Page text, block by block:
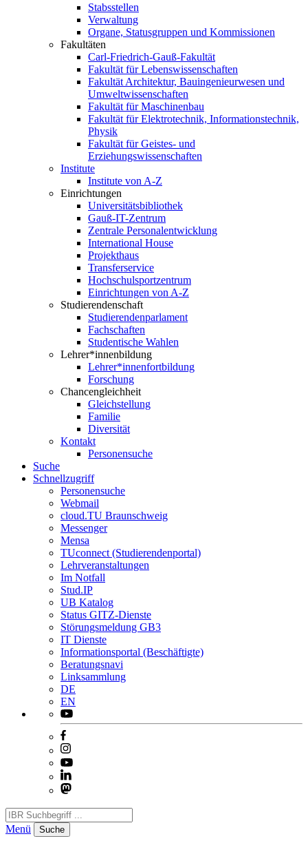
Stabsstellen
Verwaltung
Organe, Statusgruppen und Kommissionen
Fakultäten
Carl-Friedrich-Gauß-Fakultät
Fakultät für Lebenswissenschaften
Fakultät Architektur, Bauingenieurwesen und
Umweltwissenschaften
Fakultät für Maschinenbau
Fakultät für Elektrotechnik, Informationstechnik,
Physik
Fakultät für Geistes- und
Erziehungswissenschaften
Institute
Institute von A-Z
Einrichtungen
Universitätsbibliothek
Gauß-IT-Zentrum
Zentrale Personalentwicklung
International House
Projekthaus
Transferservice
Hochschulsportzentrum
Einrichtungen von A-Z
Studierendenschaft
Studierendenparlament
Fachschaften
Studentische Wahlen
Lehrer*innenbildung
Lehrer*innenfortbildung
Forschung
Chancengleichheit
Gleichstellung
Familie
Diversität
Kontakt
Personensuche
Suche
Schnellzugriff
Personensuche
Webmail
cloud.TU Braunschweig
Messenger
Mensa
TUconnect (Studierendenportal)
Lehrveranstaltungen
Im Notfall
Stud.IP
UB Katalog
Status GITZ-Dienste
Störungsmeldung GB3
IT Dienste
Informationsportal (Beschäftigte)
Beratungsnavi
Linksammlung
DE
EN
Menü Suche